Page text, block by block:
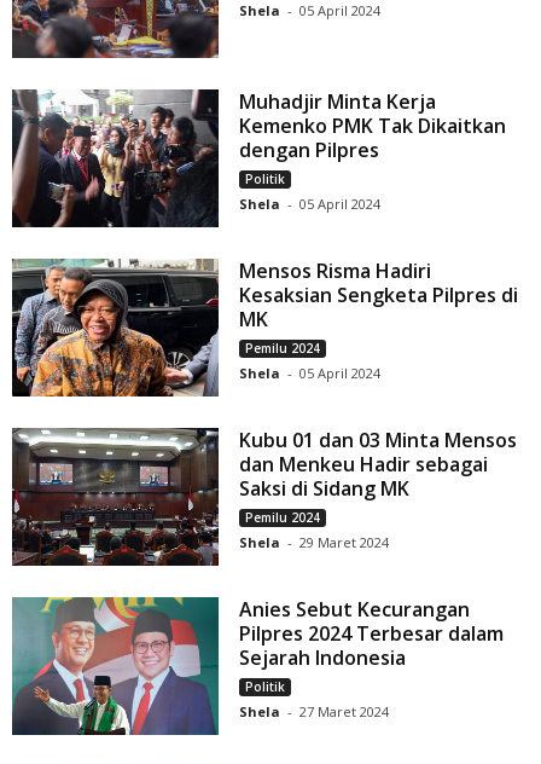
Shela - 05 April 2024
Muhadjir Minta Kerja
Kemenko PMK Tak Dikaitkan
dengan Pilpres
Politik
Shela - 05 April 2024
Mensos Risma Hadiri
Kesaksian Sengketa Pilpres di
MK
Pemilu 2024
Shela - 05 April 2024
Kubu 01 dan 03 Minta Mensos
dan Menkeu Hadir sebagai
Saksi di Sidang MK
Pemilu 2024
Shela - 29 Maret 2024
Anies Sebut Kecurangan
Pilpres 2024 Terbesar dalam
Sejarah Indonesia
Politik
Shela - 27 Maret 2024